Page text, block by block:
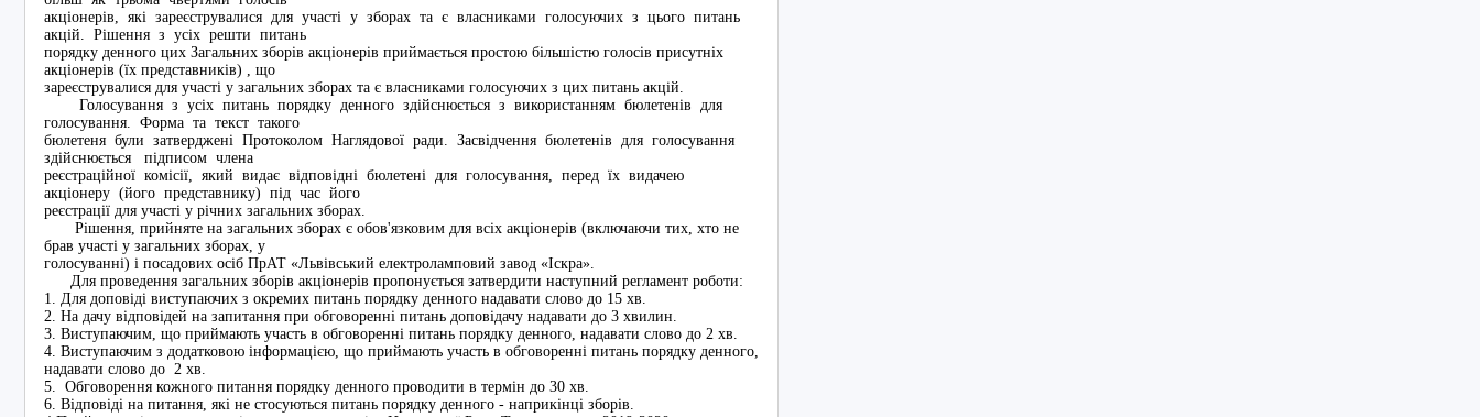
акціонерів, які зареєструвалися для участі у зборах та є власниками голосуючих з цього питань
акцій. Рішення з усіх решти питань
порядку денного цих Загальних зборів акціонерів приймається простою більшістю голосів присутніх
акціонерів (їх представників) , що
зареєструвалися для участі у загальних зборах та є власниками голосуючих з цих питань акцій.
Голосування з усіх питань порядку денного здійснюється з використанням бюлетенів для
голосування. Форма та текст такого
бюлетеня були затверджені Протоколом Наглядової ради. Засвідчення бюлетенів для голосування
здійснюється підписом члена
реєстраційної комісії, який видає відповідні бюлетені для голосування, перед їх видачею
акціонеру (його представнику) під час його
реєстрації для участі у річних загальних зборах.
Рішення, прийняте на загальних зборах є обов'язковим для всіх акціонерів (включаючи тих, хто не
брав участі у загальних зборах, у
голосуванні) і посадових осіб ПрАТ «Львівський електроламповий завод «Іскра».
Для проведення загальних зборів акціонерів пропонується затвердити наступний регламент роботи:
1. Для доповіді виступаючих з окремих питань порядку денного надавати слово до 15 хв.
2. На дачу відповідей на запитання при обговоренні питань доповідачу надавати до 3 хвилин.
3. Виступаючим, що приймають участь в обговоренні питань порядку денного, надавати слово до 2 хв.
4. Виступаючим з додатковою інформацією, що приймають участь в обговоренні питань порядку денного,
надавати слово до 2 хв.
5. Обговорення кожного питання порядку денного проводити в термін до 30 хв.
6. Відповіді на питання, які не стосуються питань порядку денного - наприкінці зборів.